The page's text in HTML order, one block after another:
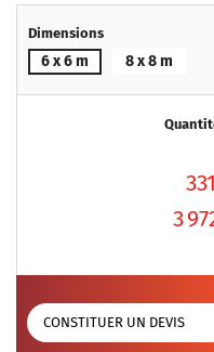
Dimensions
6 x 6 m 8 x 8 m
3
CONSTITUER UN DEVIS